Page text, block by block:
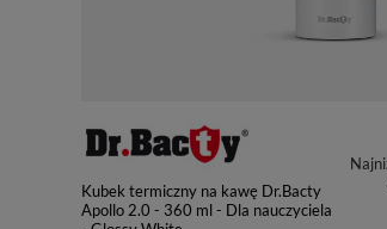
Kubek termiczny na kawę Dr.Bacty
Apollo 2.0 - 360 ml - Dla nauczyciela